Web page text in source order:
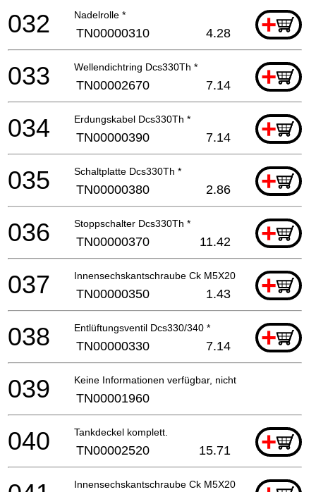
Nadelrolle * +
032 TN00000310 4.28
Wellendichtring Dcs330Th * +
033 TN00002670 7.14
Erdungskabel Dcs330Th * +
034 TN00000390 7.14
Schaltplatte Dcs330Th * +
035 TN00000380 2.86
Stoppschalter Dcs330Th * +
036 TN00000370 11.42
Innensechskantschraube Ck M5X20 * +
037 TN00000350 1.43
Entlüftungsventil Dcs330/340 * +
038 TN00000330 7.14
Keine Informationen verfügbar, nicht bestellbar
039 TN00001960
Tankdeckel komplett. +
040 TN00002520 15.71
Innensechskantschraube Ck M5X20 *